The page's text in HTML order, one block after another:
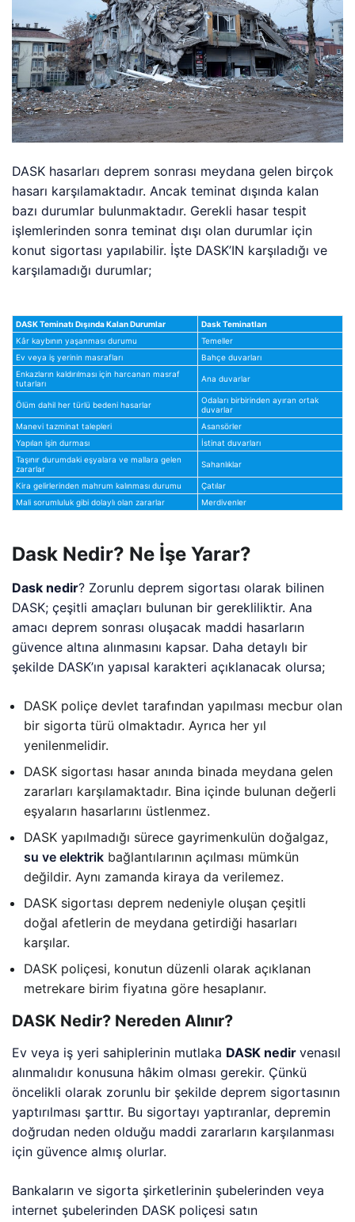
DASK hasarları deprem sonrası meydana gelen birçok
hasarı karşılamaktadır. Ancak teminat dışında kalan
bazı durumlar bulunmaktadır. Gerekli hasar tespit
işlemlerinden sonra teminat dışı olan durumlar için
konut sigortası yapılabilir. İşte DASK’IN karşıladığı ve
karşılamadığı durumlar;
DASK Teminatı Dışında Kalan Durumlar
Dask Teminatları
Kâr kaybının yaşanması durumu
Temeller
Ev veya iş yerinin masrafları
Bahçe duvarları
Enkazların kaldırılması için harcanan masraf
tutarları
Ana duvarlar
Ölüm dahil her türlü bedeni hasarlar
Odaları birbirinden ayıran ortak
duvarlar
Manevi tazminat talepleri
Asansörler
Yapılan işin durması
İstinat duvarları
Taşınır durumdaki eşyalara ve mallara gelen
zararlar
Sahanlıklar
Kira gelirlerinden mahrum kalınması durumu
Çatılar
Mali sorumluluk gibi dolaylı olan zararlar
Merdivenler
Dask Nedir? Ne İşe Yarar?
Dask nedir? Zorunlu deprem sigortası olarak bilinen
DASK; çeşitli amaçları bulunan bir gerekliliktir. Ana
amacı deprem sonrası oluşacak maddi hasarların
güvence altına alınmasını kapsar. Daha detaylı bir
şekilde DASK’ın yapısal karakteri açıklanacak olursa;
DASK poliçe devlet tarafından yapılması mecbur olan
bir sigorta türü olmaktadır. Ayrıca her yıl
yenilenmelidir.
DASK sigortası hasar anında binada meydana gelen
zararları karşılamaktadır. Bina içinde bulunan değerli
eşyaların hasarlarını üstlenmez.
DASK yapılmadığı sürece gayrimenkulün doğalgaz,
su ve elektrik bağlantılarının açılması mümkün
değildir. Aynı zamanda kiraya da verilemez.
DASK sigortası deprem nedeniyle oluşan çeşitli
doğal afetlerin de meydana getirdiği hasarları
karşılar.
DASK poliçesi, konutun düzenli olarak açıklanan
metrekare birim fiyatına göre hesaplanır.
DASK Nedir? Nereden Alınır?
Ev veya iş yeri sahiplerinin mutlaka DASK nedirvenasıl
alınmalıdır konusuna hâkim olması gerekir. Çünkü
öncelikli olarak zorunlu bir şekilde deprem sigortasının
yaptırılması şarttır. Bu sigortayı yaptıranlar, depremin
doğrudan neden olduğu maddi zararların karşılanması
için güvence almış olurlar.
Bankaların ve sigorta şirketlerinin şubelerinden veya
internet şubelerinden DASK poliçesi satın